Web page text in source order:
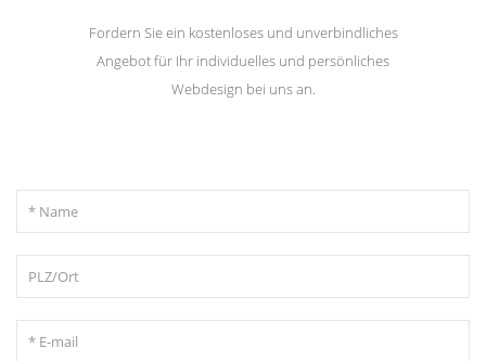
Fordern Sie ein kostenloses und unverbindliches
Angebot für Ihr individuelles und persönliches
Webdesign bei uns an.